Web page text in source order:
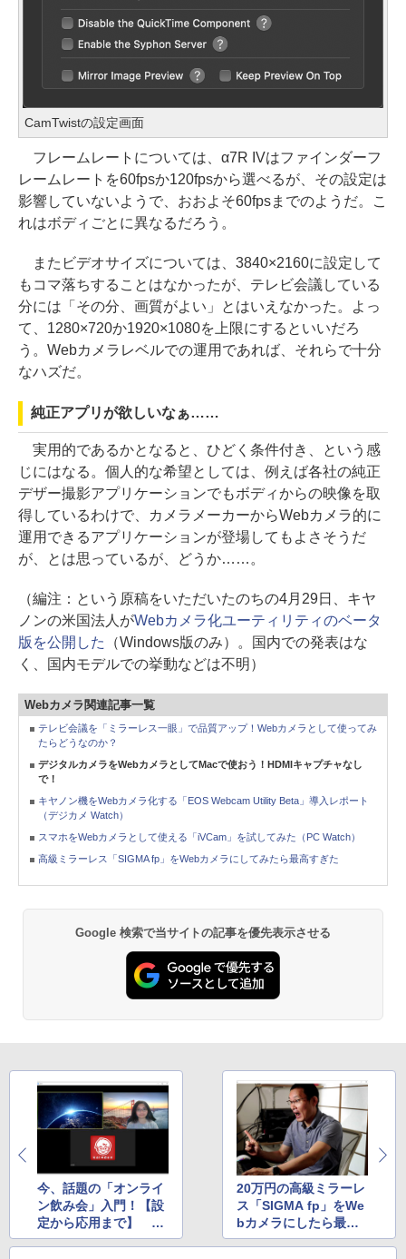
CamTwistの設定画面
フレームレートについては、α7R IVはファインダーフ
レームレートを60fpsか120fpsから選べるが、その設定は
影響していないようで、おおよそ60fpsまでのようだ。こ
れはボディごとに異なるだろう。
またビデオサイズについては、3840×2160に設定して
もコマ落ちすることはなかったが、テレビ会議している
分には「その分、画質がよい」とはいえなかった。よっ
て、1280×720か1920×1080を上限にするといいだろ
う。Webカメラレベルでの運用であれば、それらで十分
なハズだ。
純正アプリが欲しいなぁ……
実用的であるかとなると、ひどく条件付き、という感
じにはなる。個人的な希望としては、例えば各社の純正
デザー撮影アプリケーションでもボディからの映像を取
得しているわけで、カメラメーカーからWebカメラ的に
運用できるアプリケーションが登場してもよさそうだ
が、とは思っているが、どうか……。
（編注：という原稿をいただいたのちの4月29日、キヤ
ノンの米国法人がWebカメラ化ユーティリティのベータ
版を公開した
（Windows版のみ）。国内での発表はな
く、国内モデルでの挙動などは不明）
Webカメラ関連記事一覧
テレビ会議を「ミラーレス一眼」で品質アップ！Webカメラとして使ってみ
たらどうなのか？
デジタルカメラをWebカメラとしてMacで使おう！HDMIキャプチャなし
で！
キヤノン機をWebカメラ化する「EOS Webcam Utility Beta」導入レポート
（デジカメ Watch）
スマホをWebカメラとして使える「iVCam」を試してみた（PC Watch）
高級ミラーレス「SIGMA fp」をWebカメラにしてみたら最高すぎた
Google 検索で当サイトの記事を優先表示させる
今、話題の「オンライ
ン飲み会」入門！【設
定から応用まで】 ～
コロナの憂鬱を吹っ飛
20万円の高級ミラーレ
ス「SIGMA fp」をWe
bカメラにしたら最高
すぎた！